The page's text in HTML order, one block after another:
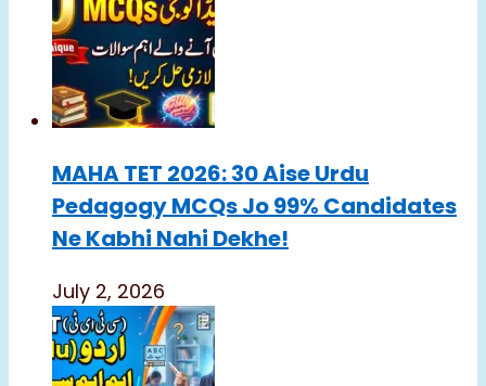
MAHA TET 2026: 30 Aise Urdu
Pedagogy MCQs Jo 99% Candidates
Ne Kabhi Nahi Dekhe!
July 2, 2026